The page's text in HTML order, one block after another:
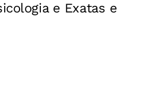
e Exatas e